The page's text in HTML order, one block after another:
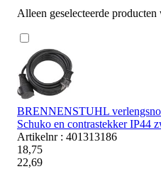
Alleen geselecteerde
BRENNENSTUHL
Schuko en contrastekker IP44
Artikelnr : 401313186
18,75
22,69